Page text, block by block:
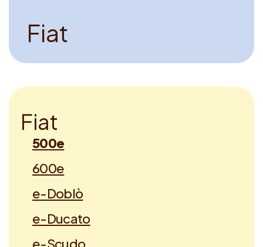
Fiat
Fiat
500e
600e
e-Doblò
e-Ducato
e-Scudo